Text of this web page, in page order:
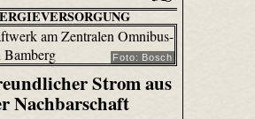
Foto: Bosch
Strom aus
Nachbarschaft